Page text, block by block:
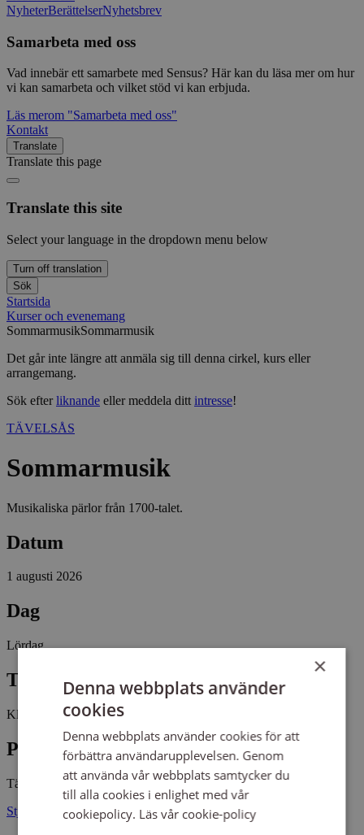
NyheterBerättelserNyhetsbrev
Samarbeta med oss
Vad innebär ett samarbete med Sensus? Här kan du läsa mer om hur
vi kan samarbeta och vilket stöd vi kan erbjuda.
Läs merom "Samarbeta med oss"
Kontakt
Translate
Translate this page
Translate this site
Select your language in the dropdown menu below
Turn off translation
Sök
Startsida
Kurser och evenemang
SommarmusikSommarmusik
Det går inte längre att anmäla sig till denna cirkel, kurs eller
arrangemang.
Sök efterliknande eller meddela ditt intresse!
TÄVELSÅS
Sommarmusik
Musikaliska pärlor från 1700-talet.
Datum
1 augusti 2026
Dag
Lördag
Tid
Kl 18:00 - 19:00
Plats
Tävelsås kyrka
Stjärnviksvägen 4 35595 TÄVELSÅS
×
Denna webbplats använder
cookies
Denna webbplats använder cookies för att
förbättra användarupplevelsen. Genom
att använda vår webbplats samtycker du
till alla cookies i enlighet med vår
cookiepolicy. Läs vår cookie-policy